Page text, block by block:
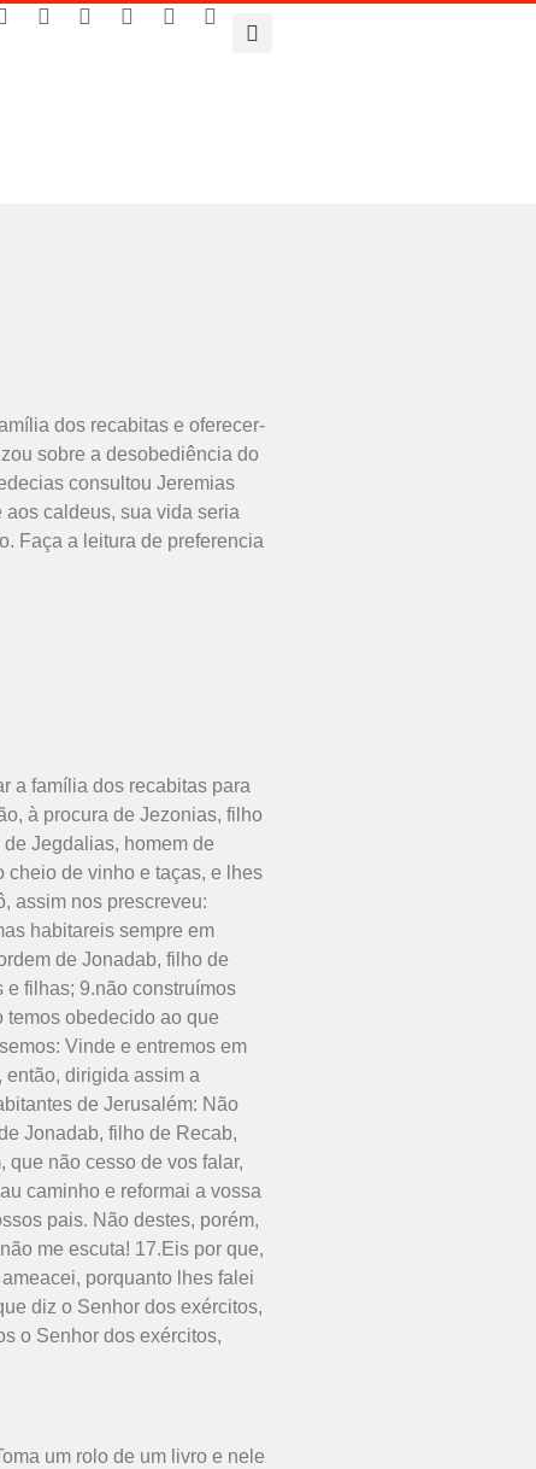
dos recabitas e oferecer-
sobre a desobediência do
consultou Jeremias
caldeus, sua vida seria
Faça a leitura de preferencia
a família dos recabitas para
à procura de Jezonias, filho
Jegdalias, homem de
cheio de vinho e taças, e lhes
assim nos prescreveu:
habitareis sempre em
de Jonadab, filho de
e filhas; 9.não construímos
temos obedecido ao que
Vinde e entremos em
então, dirigida assim a
de Jerusalém: Não
Jonadab, filho de Recab,
que não cesso de vos falar,
caminho e reformai a vossa
pais. Não destes, porém,
me escuta! 17.Eis por que,
porquanto lhes falei
diz o Senhor dos exércitos,
o Senhor dos exércitos,
um rolo de um livro e nele